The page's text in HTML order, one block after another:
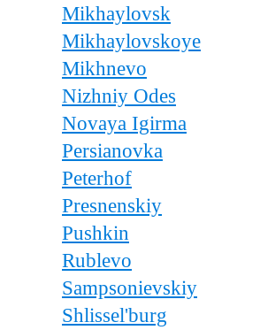
Mikhaylovsk
Mikhaylovskoye
Mikhnevo
Nizhniy Odes
Novaya Igirma
Persianovka
Peterhof
Presnenskiy
Pushkin
Rublevo
Sampsonievskiy
Shlissel'burg